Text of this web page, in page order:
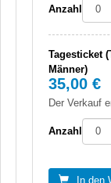
Anzahl
Tagesticket
Männer)
35,00 €
Der Verkauf
Anzahl
In den